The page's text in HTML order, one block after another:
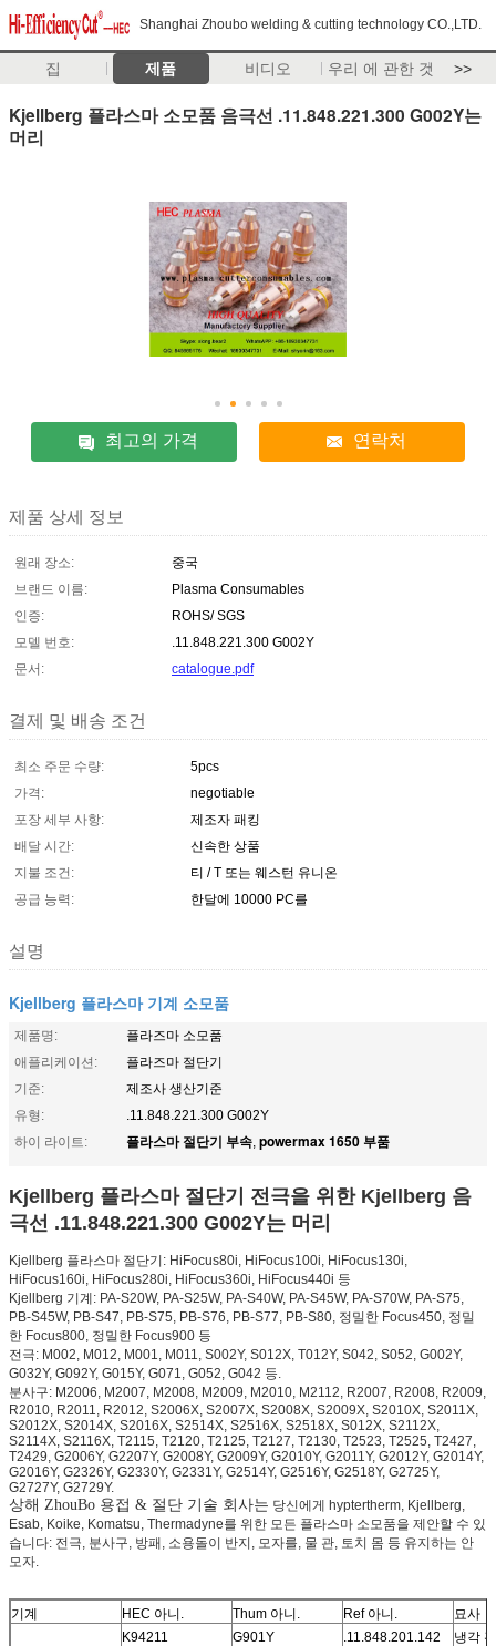
Shanghai Zhoubo welding & cutting technology CO.,LTD.
집 제품 비디오 우리 에 관한 것 >>
Kjellberg 플라스마 소모품 음극선 .11.848.221.300 G002Y는
머리
최고의 가격 연락처
제품 상세 정보
원래 장소:
중국
브랜드 이름:
Plasma Consumables
인증:
ROHS/ SGS
모델 번호:
.11.848.221.300 G002Y
문서:
catalogue.pdf
결제 및 배송 조건
최소 주문 수량:
5pcs
가격:
negotiable
포장 세부 사항:
제조자 패킹
배달 시간:
신속한 상품
지불 조건:
티 / T 또는 웨스턴 유니온
공급 능력:
한달에 10000 PC를
설명
Kjellberg 플라스마 기계 소모품
제품명:
플라즈마 소모품
애플리케이션:
플라즈마 절단기
기준:
제조사 생산기준
유형:
.11.848.221.300 G002Y
하이 라이트:
플라스마 절단기 부속, powermax 1650 부품
Kjellberg 플라스마 절단기 전극을 위한 Kjellberg 음
극선 .11.848.221.300 G002Y는 머리
Kjellberg 플라스마 절단기: HiFocus80i, HiFocus100i, HiFocus130i,
HiFocus160i, HiFocus280i, HiFocus360i, HiFocus440i 등
Kjellberg 기계: PA-S20W, PA-S25W, PA-S40W, PA-S45W, PA-S70W, PA-S75,
PB-S45W, PB-S47, PB-S75, PB-S76, PB-S77, PB-S80, 정밀한 Focus450, 정밀
한 Focus800, 정밀한 Focus900 등
전극: M002, M012, M001, M011, S002Y, S012X, T012Y, S042, S052, G002Y,
G032Y, G092Y, G015Y, G071, G052, G042 등.
분사구: M2006, M2007, M2008, M2009, M2010, M2112, R2007, R2008, R2009,
R2010, R2011, R2012, S2006X, S2007X, S2008X, S2009X, S2010X, S2011X,
S2012X, S2014X, S2016X, S2514X, S2516X, S2518X, S012X, S2112X,
S2114X, S2116X, T2115, T2120, T2125, T2127, T2130, T2523, T2525, T2427,
T2429, G2006Y, G2207Y, G2008Y, G2009Y, G2010Y, G2011Y, G2012Y, G2014Y,
G2016Y, G2326Y, G2330Y, G2331Y, G2514Y, G2516Y, G2518Y, G2725Y,
G2727Y, G2729Y.
상해 ZhouBo 용접 & 절단 기술 회사는 당신에게 hyptertherm, Kjellberg,
Esab, Koike, Komatsu, Thermadyne를 위한 모든 플라스마 소모품을 제안할 수 있
습니다: 전극, 분사구, 방패, 소용돌이 반지, 모자를, 물 관, 토치 몸 등 유지하는 안
모자.
기계 HEC 아니. Thum 아니. Ref 아니. 묘사
K94211 G901Y .11.848.201.142
냉각 관